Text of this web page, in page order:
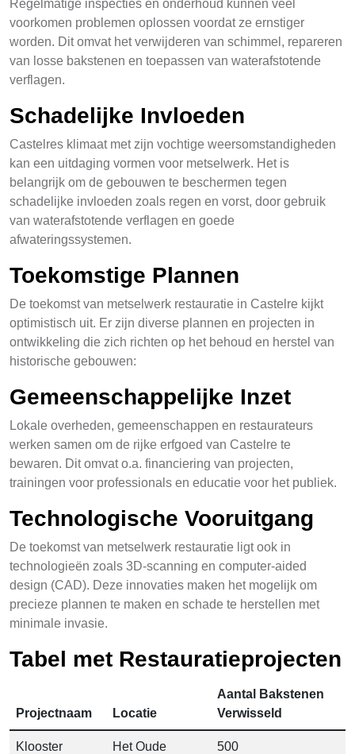
Regelmatige inspecties en onderhoud kunnen veel
voorkomen problemen oplossen voordat ze ernstiger
worden. Dit omvat het verwijderen van schimmel, repareren
van losse bakstenen en toepassen van waterafstotende
verflagen.
Schadelijke Invloeden
Castelres klimaat met zijn vochtige weersomstandigheden
kan een uitdaging vormen voor metselwerk. Het is
belangrijk om de gebouwen te beschermen tegen
schadelijke invloeden zoals regen en vorst, door gebruik
van waterafstotende verflagen en goede
afwateringssystemen.
Toekomstige Plannen
De toekomst van metselwerk restauratie in Castelre kijkt
optimistisch uit. Er zijn diverse plannen en projecten in
ontwikkeling die zich richten op het behoud en herstel van
historische gebouwen:
Gemeenschappelijke Inzet
Lokale overheden, gemeenschappen en restaurateurs
werken samen om de rijke erfgoed van Castelre te
bewaren. Dit omvat o.a. financiering van projecten,
trainingen voor professionals en educatie voor het publiek.
Technologische Vooruitgang
De toekomst van metselwerk restauratie ligt ook in
technologieën zoals 3D-scanning en computer-aided
design (CAD). Deze innovaties maken het mogelijk om
precieze plannen te maken en schade te herstellen met
minimale invasie.
Tabel met Restauratieprojecten
Projectnaam Locatie
Aantal Bakstenen
Verwisseld
Klooster
Het Oude
500